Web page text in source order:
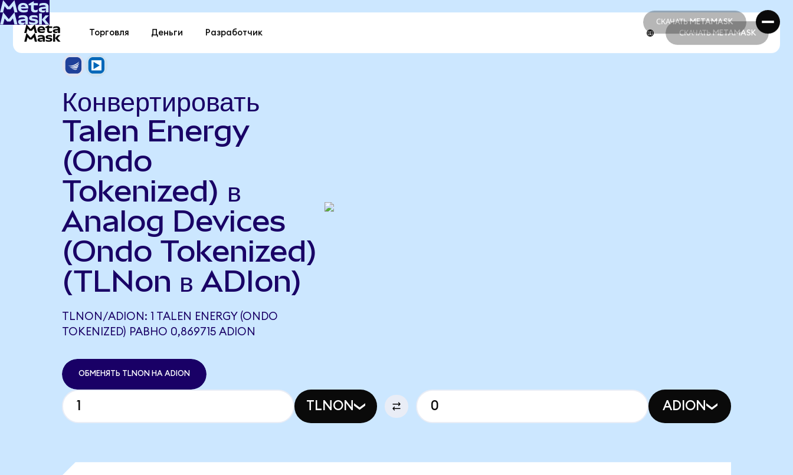
СКАЧАТЬ METAMASK
СКАЧАТЬ METAMASK
Торговля Деньги Разработчик СКАЧАТЬ METAMASK
Конвертировать
Talen Energy
(Ondo
Tokenized) в
Analog Devices
(Ondo Tokenized)
(TLNon в ADIon)
TLNON/ADION: 1 TALEN ENERGY (ONDO
TOKENIZED) РАВНО 0,869715 ADION
ОБМЕНЯТЬ TLNON НА ADION
TLNON ADION